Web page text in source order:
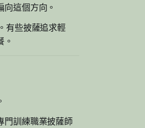
這個方向。
有些披薩追求輕
門訓練職業披薩師